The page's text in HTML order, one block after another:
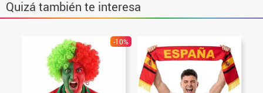
Quizá también te interesa
-10%